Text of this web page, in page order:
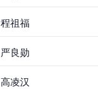
程祖福
严良勋
高凌汉